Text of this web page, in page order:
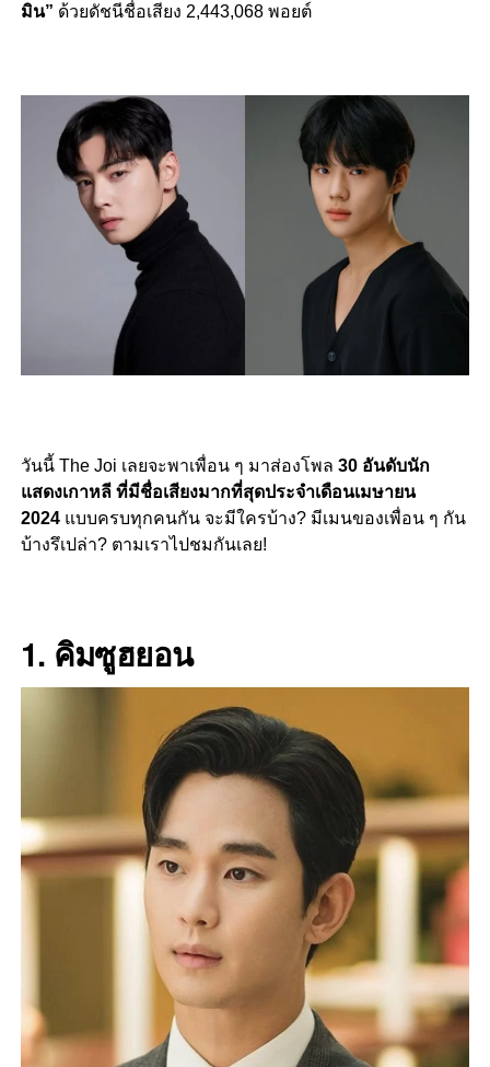
มิน” ด้วยดัชนีชื่อเสียง 2,443,068 พอยต์
วันนี้ The Joi เลยจะพาเพื่อน ๆ มาส่องโพล 30 อันดับนัก
แสดงเกาหลี ที่มีชื่อเสียงมากที่สุดประจำเดือนเมษายน
2024แบบครบทุกคนกัน จะมีใครบ้าง? มีเมนของเพื่อน ๆ กัน
บ้างรึเปล่า? ตามเราไปชมกันเลย!
1. คิมซูฮยอน